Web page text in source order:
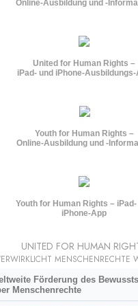
Online-Ausbildung und-
United for Human Rights –
iPad- und iPhone-Ausbildungs-
Youth for Human Rights –
Online-Ausbildung und -
Youth for Human Rights – iPad-
iPhone-App
UNITED FOR HUMAN
MENSCHENRECHTE
Förderung des
Menschenrechte